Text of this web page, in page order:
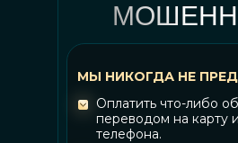
МЫ НИКОГДА НЕ
Оплатить что-либо
переводом на карту
телефона.